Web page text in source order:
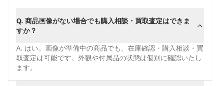
Q. 商品画像がない場合でも購入相談・買取査定はできま
すか？
A. はい。画像が準備中の商品でも、在庫確認・購入相談・買
取査定は可能です。外観や付属品の状態は個別に確認いたし
ます。